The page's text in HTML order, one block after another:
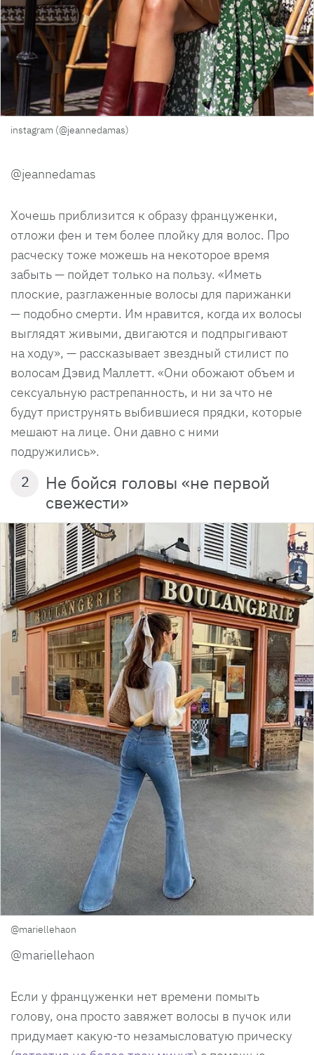
instagram (@jeannedamas)
@jeannedamas
Хочешь приблизится к образу француженки,
отложи фен и тем более плойку для волос. Про
расческу тоже можешь на некоторое время
забыть — пойдет только на пользу. «Иметь
плоские, разглаженные волосы для парижанки
— подобно смерти. Им нравится, когда их волосы
выглядят живыми, двигаются и подпрыгивают
на ходу», — рассказывает звездный стилист по
волосам Дэвид Маллетт. «Они обожают объем и
сексуальную растрепанность, и ни за что не
будут приструнять выбившиеся прядки, которые
мешают на лице. Они давно с ними
подружились».
2
Не бойся головы «не первой
свежести»
@mariellehaon
@mariellehaon
Если у француженки нет времени помыть
голову, она просто завяжет волосы в пучок или
придумает какую-то незамысловатую прическу